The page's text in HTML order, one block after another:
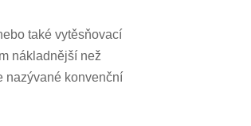
také vytěsňovací
nákladnější než
nazývané konvenční